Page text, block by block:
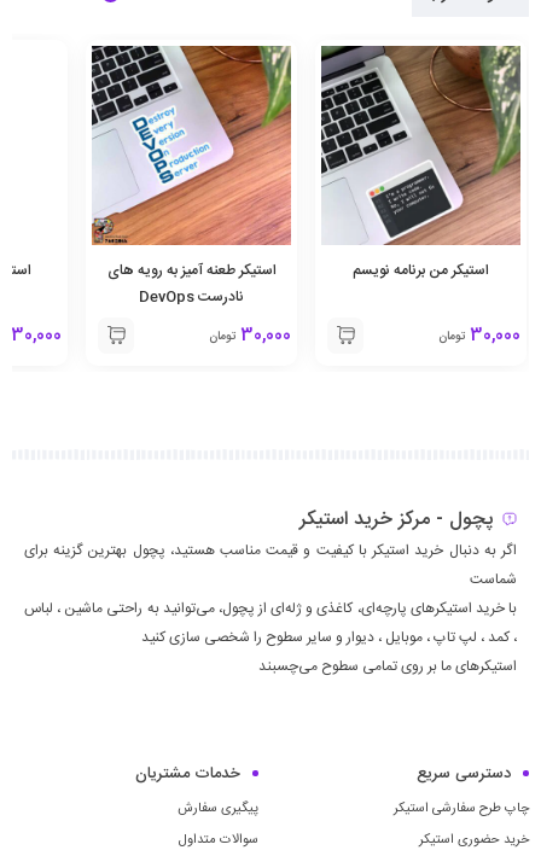
استیکر من برنامه نویسم
30,000 تومان
استیکر طعنه آمیز به رویه های
نادرست DevOps
30,000 تومان 30,000
پچول - مرکز خرید استیکر
اگر به دنبال خرید استیکر با کیفیت و قیمت مناسب هستید، پچول بهترین گزینه برای
شماست
با خرید استیکرهای پارچه‌ای، کاغذی و ژله‌ای از پچول، می‌توانید به راحتی ماشين ، لباس
، كمد ، لپ تاپ ، موبايل ، ديوار و سایر سطوح را شخصی سازی کنید
استیکرهای ما بر روی تمامی سطوح می‌چسبند
دسترسی سریع
چاپ طرح سفارشی استیکر
خرید حضوری استیکر
خدمات مشتریان
پیگیری سفارش
سوالات متداول